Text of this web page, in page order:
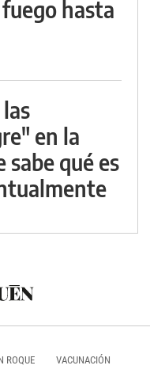
hasta
en la
qué es
ROQUE VACUNACIÓN